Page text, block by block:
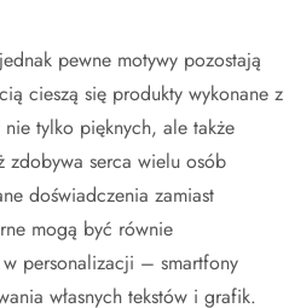
pewne motywy pozostają
cieszą się produkty wykonane z
tylko pięknych, ale także
zdobywa serca wielu osób
doświadczenia zamiast
mogą być równie
personalizacji – smartfony
własnych tekstów i grafik.